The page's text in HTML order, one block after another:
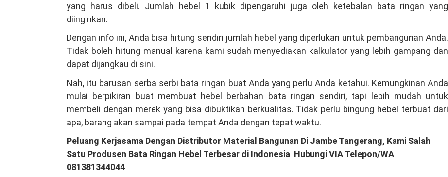
yang harus dibeli. Jumlah hebel 1 kubik dipengaruhi juga oleh ketebalan bata ringan yang
diinginkan.
Dengan info ini, Anda bisa hitung sendiri jumlah hebel yang diperlukan untuk pembangunan Anda.
Tidak boleh hitung manual karena kami sudah menyediakan kalkulator yang lebih gampang dan
dapat dijangkau di sini.
Nah, itu barusan serba serbi bata ringan buat Anda yang perlu Anda ketahui. Kemungkinan Anda
mulai berpikiran buat membuat hebel berbahan bata ringan sendiri, tapi lebih mudah untuk
membeli dengan merek yang bisa dibuktikan berkualitas. Tidak perlu bingung hebel terbuat dari
apa, barang akan sampai pada tempat Anda dengan tepat waktu.
Peluang Kerjasama Dengan Distributor Material Bangunan Di Jambe Tangerang, Kami Salah
Satu Produsen Bata Ringan Hebel Terbesar di Indonesia Hubungi VIA Telepon/WA
081381344044